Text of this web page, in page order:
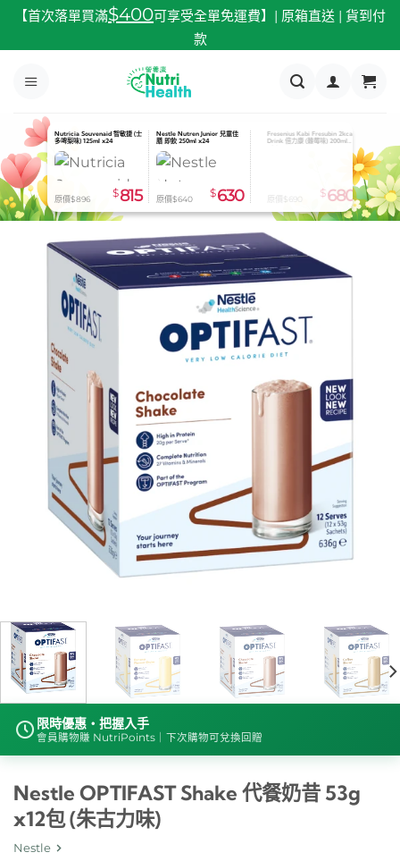
內
【首次落單買滿$400可享受全單免運費】| 原箱直送 | 貨到付
款
Nutricia Souvenaid 智敏捷 (士
多啤梨味) 125ml x24
原價$896 $ 815
Nestle Nutren Junior 兒童佳
膳 即飲 250ml x24
原價$640 $630
Fresenius Kabi Fresubin 2kcal
Drink 倍力康 (雜莓味) 200ml
原價$690 680
限時優惠・把握入手
會員購物賺 NutriPoints｜下次購物可兌換回贈
Nestle OPTIFAST Shake 代餐奶昔 53g
x12包 (朱古力味)
Nestle